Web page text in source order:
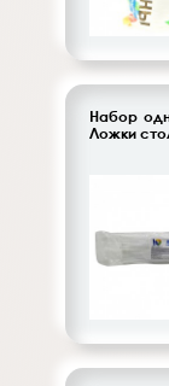
Набор
Ложки